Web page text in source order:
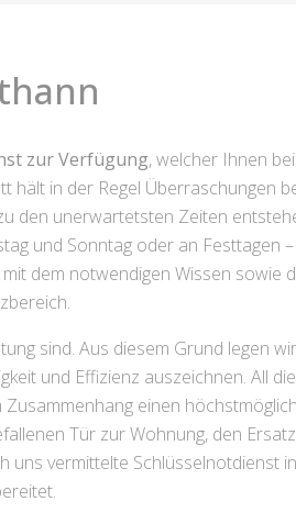
zur Verfügung, welcher Ihnen
in der Regel Überraschungen
den unerwartetsten Zeiten
und Sonntag oder an Festtagen
dem notwendigen Wissen sowie
sind. Aus diesem Grund legen
und Effizienz auszeichnen. All
einen
Tür zur Wohnung, den
vermittelte Schlüsselnotdienst